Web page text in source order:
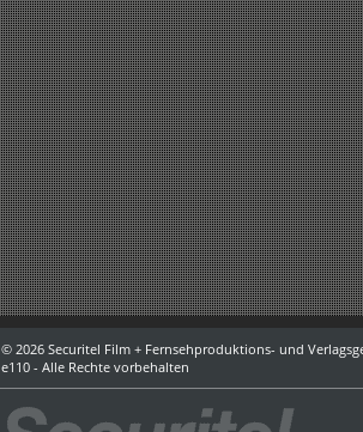
© 2026 Securitel Film + Fernsehproduktions- und
e110 - Alle Rechte vorbehalten